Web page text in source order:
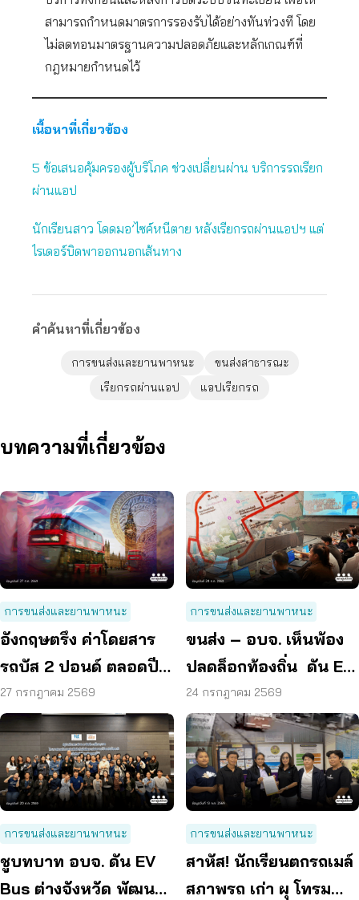
สามารถกำหนดมาตรการรองรับได้อย่างทันท่วงที โดย
ไม่ลดทอนมาตรฐานความปลอดภัยและหลักเกณฑ์ที่
กฎหมายกำหนดไว้
เนื้อหาที่เกี่ยวข้อง
5 ข้อเสนอคุ้มครองผู้บริโภค ช่วงเปลี่ยนผ่าน บริการรถเรียก
ผ่านแอป
นักเรียนสาว โดดมอ’ไซค์หนีตาย หลังเรียกรถผ่านแอปฯ แต่
ไรเดอร์บิดพาออกนอกเส้นทาง
คำค้นหาที่เกี่ยวข้อง
การขนส่งและยานพาหนะ
ขนส่งสาธารณะ
เรียกรถผ่านแอป
แอปเรียกรถ
บทความที่เกี่ยวข้อง
การขนส่งและยานพาหนะ
อังกฤษตรึง ค่าโดยสาร
รถบัส 2 ปอนด์ ตลอดปี
70 ลดค่าครองชีพ
27 กรกฎาคม 2569
การขนส่งและยานพาหนะ
ขนส่ง – อบจ. เห็นพ้อง
ปลดล็อกท้องถิ่น ดัน EV
Bus อยุธยา
24 กรกฎาคม 2569
การขนส่งและยานพาหนะ
ชูบทบาท อบจ. ดัน EV
Bus ต่างจังหวัด พัฒนา
การขนส่งและยานพาหนะ
สาหัส! นักเรียนตกรถเมล์
สภาพรถ เก่า ผุ โทรม